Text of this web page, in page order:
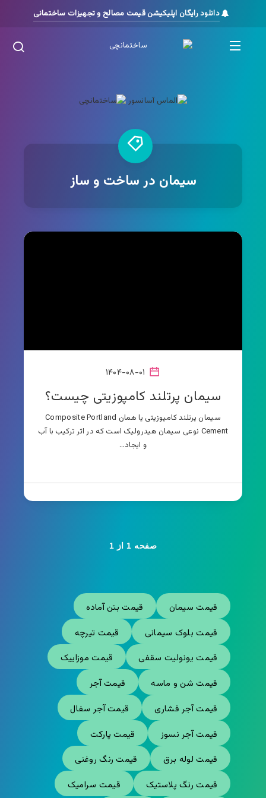
دانلود رایگان اپلیکیشن قیمت مصالح و تجهیزات ساختمانی
سیمان در ساخت و ساز
سیمان پرتلند کامپوزیتی چیست؟
سیمان پرتلند کامپوزیتی یا همان Composite Portland
Cement نوعی سیمان هیدرولیک است که در اثر ترکیب با آب
و ایجاد…
صفحه 1 از 1
قیمت سیمان
قیمت بتن آماده
قیمت بلوک سیمانی
قیمت تیرچه
قیمت یونولیت سقفی
قیمت موزاییک
قیمت شن و ماسه
قیمت آجر
قیمت آجر فشاری
قیمت آجر سفال
قیمت آجر نسوز
قیمت پارکت
قیمت لوله برق
قیمت رنگ روغنی
قیمت رنگ پلاستیک
قیمت سرامیک